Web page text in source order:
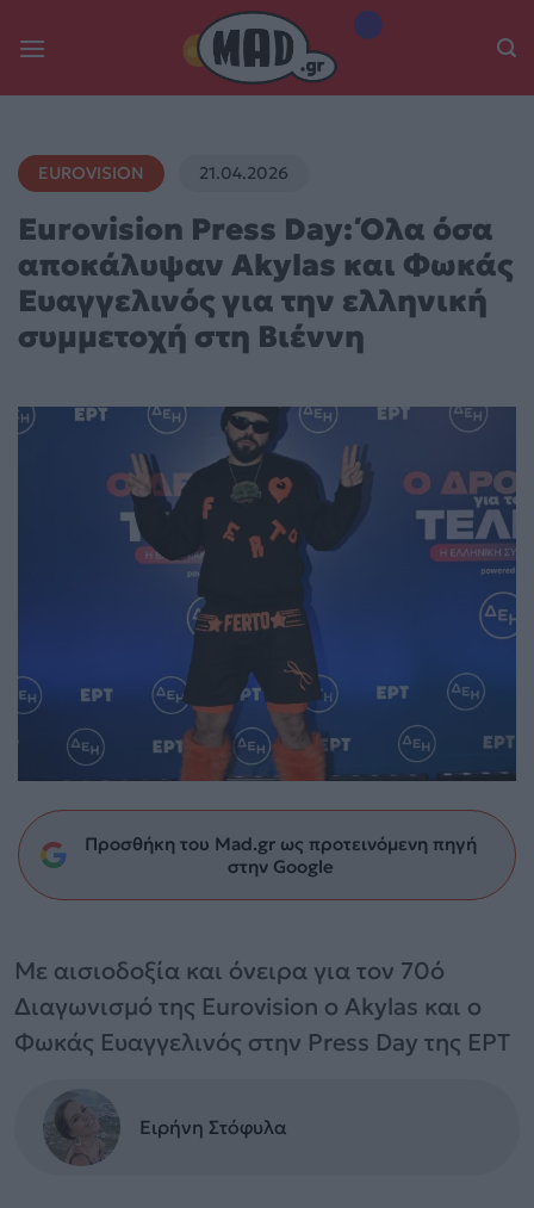
EUROVISION 21.04.2026
Eurovision Press Day: Όλα όσα
αποκάλυψαν Akylas και Φωκάς
Ευαγγελινός για την ελληνική
συμμετοχή στη Βιέννη
Προσθήκη του Mad.gr ως προτεινόμενη πηγή
στην Google
Με αισιοδοξία και όνειρα για τον 70ό
Διαγωνισμό της Eurovision ο Akylas και ο
Φωκάς Ευαγγελινός στην Press Day της ΕΡΤ
Ειρήνη Στόφυλα